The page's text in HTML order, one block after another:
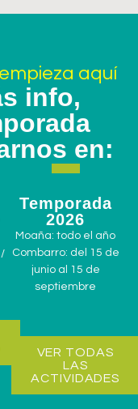
aquí
info,
en:
Temporada
2026
Moaña: todo el año
Combarro: del 15 de
junio al 15 de
septiembre
VER TODAS
LAS
ACTIVIDADES